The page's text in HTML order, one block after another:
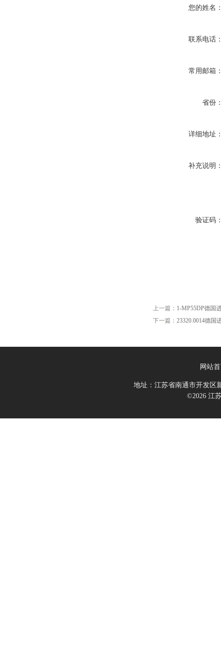
您的姓名
联系电话
常用邮箱
省份
详细地址
补充说明
验证码
上一篇： 1-MP55DP德国
下一篇： 23320.0014德国
网站
地址：江苏省南通市开发区
©2026 江